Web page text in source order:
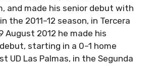
and made his senior debut with
the 2011–12 season, in Tercera
August 2012 he made his
starting in a 0–1 home
UD Las Palmas, in the Segunda